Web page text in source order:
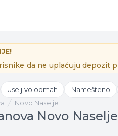
da ne uplaćuju depozit
Useljivo odmah Namešteno
Novo Naselje
Novo